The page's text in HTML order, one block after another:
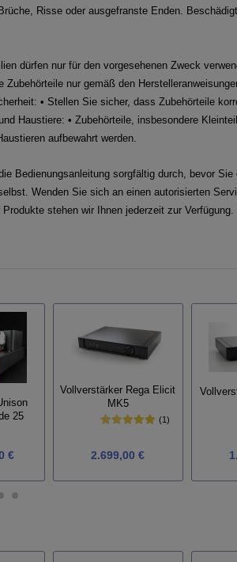
Risse oder ausgefranste Enden.
dürfen nur für den vorgesehenen Zweck
nur gemäß den
• Stellen Sie sicher, dass Zubehörteile
Haustiere: • Zubehörteile, insbesondere
aufbewahrt werden.
Bedienungsanleitung sorgfältig durch, bevor
Wenden Sie sich an einen autorisierten
stehen wir Ihnen jederzeit zur Verfügung.
25
€
Vollverstärker Rega Elicit
MK5
(1)
2.699,00 €